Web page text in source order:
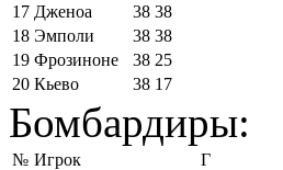
17 Дженоа 38 38
18 Эмполи 38 38
19 Фрозиноне 38 25
20 Кьево 38 17
Бомбардиры:
№ Игрок
Г